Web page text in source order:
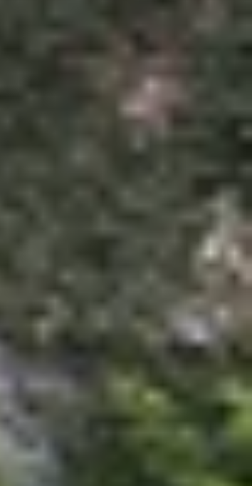
gáp mà còn bảo vệ tuổi thọ viên
smartphone thông thường. Vì vậy,
vài giờ sử dụng.
tác vụ cơ bản như nghe gọi, nhắn
chơi game.
thời gian.